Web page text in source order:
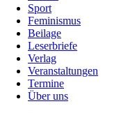
Sport
Feminismus
Beilage
Leserbriefe
Verlag
Veranstaltungen
Termine
Über uns